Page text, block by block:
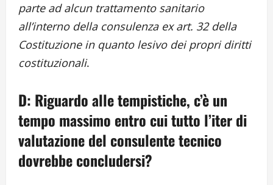
parte ad alcun trattamento sanitario
all’interno della consulenza ex art. 32 della
Costituzione in quanto lesivo dei propri diritti
costituzionali.
D: Riguardo alle tempistiche, c’è un
tempo massimo entro cui tutto l’iter di
valutazione del consulente tecnico
dovrebbe concludersi?